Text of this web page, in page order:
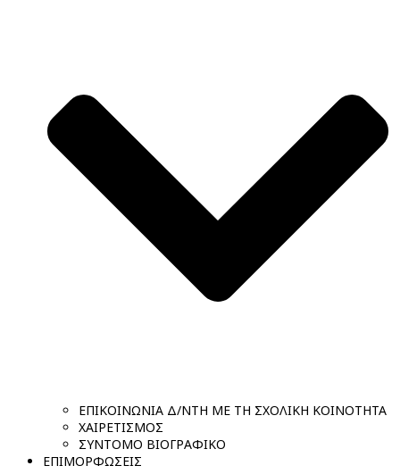
ΕΠΙΚΟΙΝΩΝΙΑ Δ/ΝΤΗ ΜΕ ΤΗ ΣΧΟΛΙΚΗ ΚΟΙΝΟΤΗΤΑ
ΧΑΙΡΕΤΙΣΜΟΣ
ΣΥΝΤΟΜΟ ΒΙΟΓΡΑΦΙΚΟ
ΕΠΙΜΟΡΦΩΣΕΙΣ